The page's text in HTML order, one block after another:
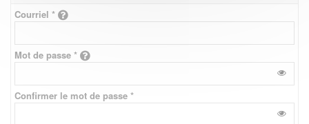
Courriel *
Mot de passe *
Confirmer le mot de passe *